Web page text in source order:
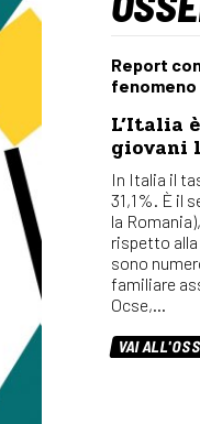
Report
fenomeno
L’Italia
giovani
In Italia il
31,1%. È il
la
rispetto
sono
familiare
Ocse,…
VAI